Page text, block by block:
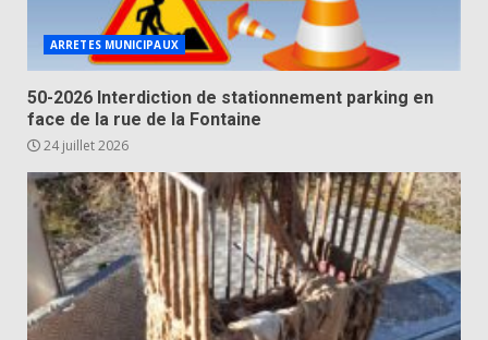
ARRETES MUNICIPAUX
50-2026 Interdiction de stationnement parking en
face de la rue de la Fontaine
24 juillet 2026